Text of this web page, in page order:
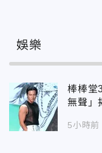
娛樂
棒棒堂
無聲」
5小時前